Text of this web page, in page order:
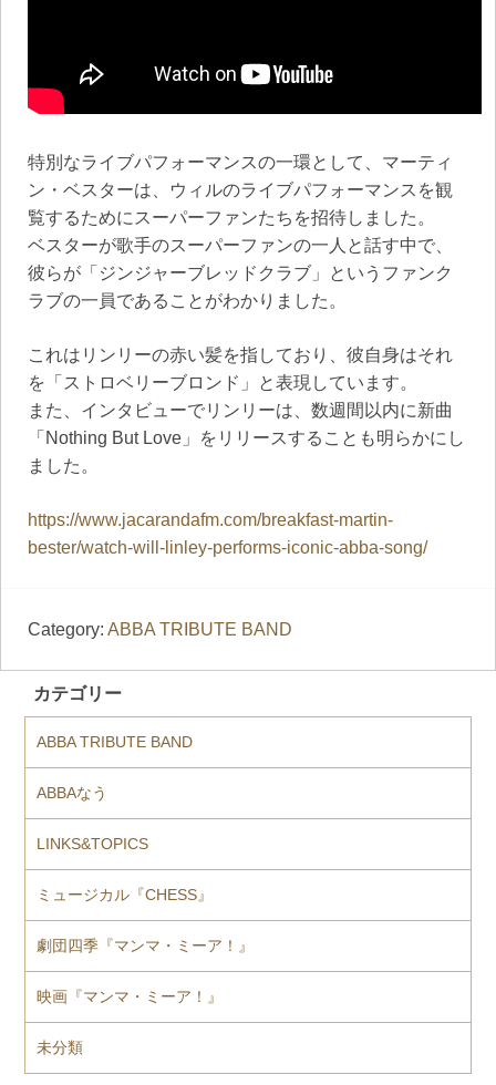
特別なライブパフォーマンスの一環として、マーティ
ン・ベスターは、ウィルのライブパフォーマンスを観
覧するためにスーパーファンたちを招待しました。
ベスターが歌手のスーパーファンの一人と話す中で、
彼らが「ジンジャーブレッドクラブ」というファンク
ラブの一員であることがわかりました。
これはリンリーの赤い髪を指しており、彼自身はそれ
を「ストロベリーブロンド」と表現しています。
また、インタビューでリンリーは、数週間以内に新曲
「Nothing But Love」をリリースすることも明らかにし
ました。
https://www.jacarandafm.com/breakfast-martin-
bester/watch-will-linley-performs-iconic-abba-song/
Category: ABBA TRIBUTE BAND
カテゴリー
ABBA TRIBUTE BAND
ABBAなう
LINKS&TOPICS
ミュージカル『CHESS』
劇団四季『マンマ・ミーア！』
映画『マンマ・ミーア！』
未分類